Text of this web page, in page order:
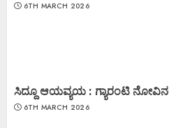
6TH MARCH 2026
ಸಿದ್ದೂ ಆಯವ್ಯಯ : ಗ್ಯಾರಂಟಿ
6TH MARCH 2026